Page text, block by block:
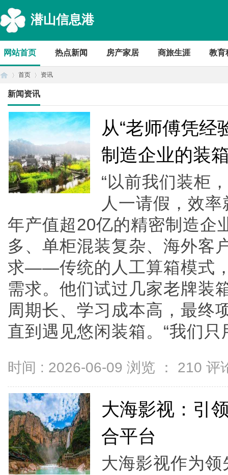
潜山信息港
网站首页 热点新闻 房产家居 商旅生涯 教育
›
首页
›
资讯
新闻资讯
从“老师傅凭经
制造企业的装
“以前我们装柜
人一请假，效
年产值超20亿的精密制造企
多、单柜混装复杂、海外客
求——传统的人工算箱模式
需求。他们试过几家老牌装
周期长、学习成本高，最终
直到遇见悠闲装箱。“我们
时间 : 2026-06-09 浏览 ： 210 评
大海影视：引
合平台
大海影视作为